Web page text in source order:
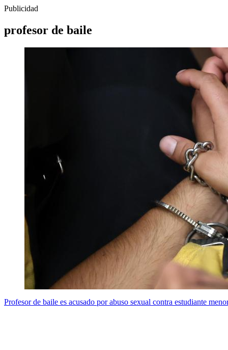
Publicidad
profesor de baile
Profesor de baile es acusado por abuso sexual contra estudiante